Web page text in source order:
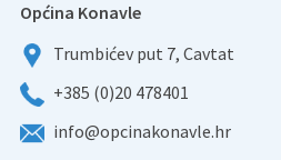
Općina Konavle
Trumbićev put 7, Cavtat
+385 (0)20 478401
info@opcinakonavle.hr